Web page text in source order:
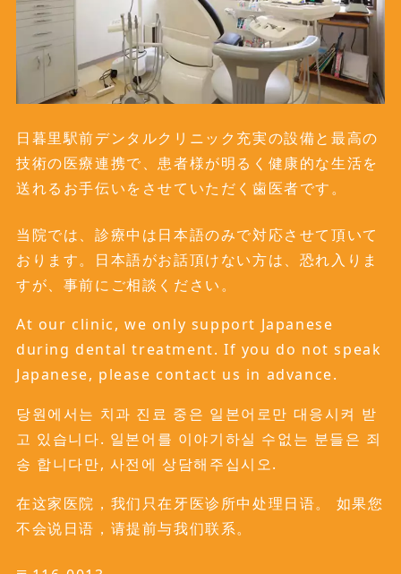
日暮里駅前デンタルクリニック充実の設備と最高の
技術の医療連携で、患者様が明るく健康的な生活を
送れるお手伝いをさせていただく歯医者です。
当院では、診療中は日本語のみで対応させて頂いて
おります。日本語がお話頂けない方は、恐れ入りま
すが、事前にご相談ください。
At our clinic, we only support Japanese
during dental treatment. If you do not speak
Japanese, please contact us in advance.
당원에서는 치과 진료 중은 일본어로만 대응시켜 받
고 있습니다. 일본어를 이야기하실 수없는 분들은 죄
송 합니다만, 사전에 상담해주십시오.
在这家医院，我们只在牙医诊所中处理日语。 如果您
不会说日语，请提前与我们联系。